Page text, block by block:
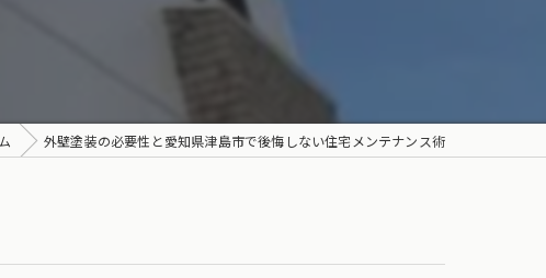
外壁塗装の必要性と愛知県津島市で後悔しない住宅メンテナンス術